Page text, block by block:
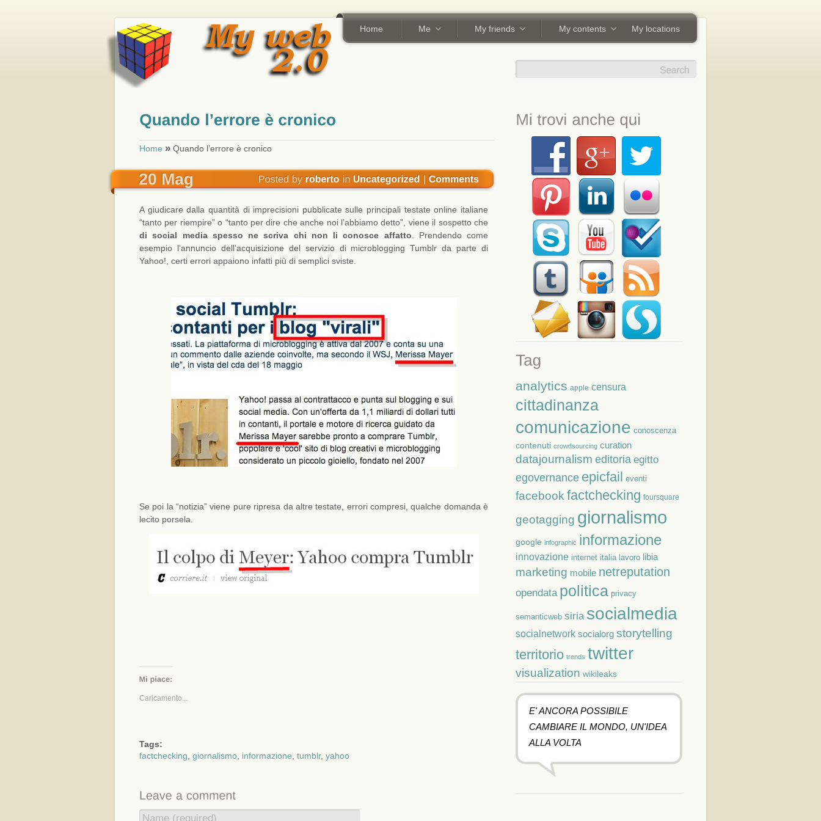
Home Me My friends My contents My locations
Home » Quando l’errore è cronico
A giudicare dalla quantità di imprecisioni pubblicate sulle principali testate online italiane
“tanto per riempire” o “tanto per dire che anche noi l’abbiamo detto”, viene il sospetto che
di social media spesso ne scriva chi non li conosce affatto. Prendendo come
esempio l’annuncio dell’acquisizione del servizio di microblogging Tumblr da parte di
Yahoo!, certi errori appaiono infatti più di semplici sviste.
Se poi la “notizia” viene pure ripresa da altre testate, errori compresi, qualche domanda è
lecito porsela.
Caricamento...
Tags:
factchecking giornalismo informazione tumblr, yahoo
Name (required)
analytics apple censura
cittadinanza
comunicazione conoscenza
contenuti crowdsourcing curation
datajournalism editoria egitto
egovernance epicfail eventi
facebook factchecking foursquare
geotagging giornalismo
google infographic informazione
innovazione internet italia lavoro libia
marketing mobile netreputation
opendata politica privacy
semanticweb siria socialmedia
socialnetwork socialorg storytelling
territorio trends twitter
visualization wikileaks
E' ANCORA POSSIBILE
CAMBIARE IL MONDO, UN'IDEA
ALLA VOLTA